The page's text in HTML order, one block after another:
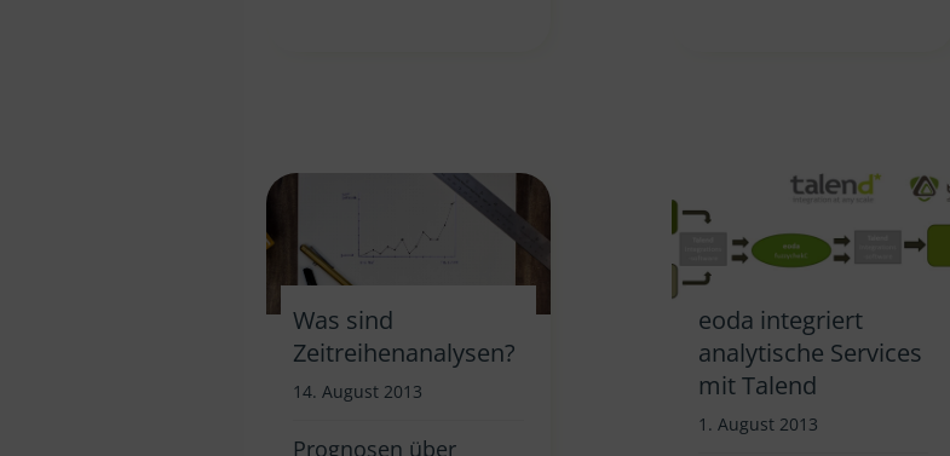
Was sind
Zeitreihenanalysen?
14. August 2013
Prognosen über
eoda integriert
analytische Services
mit Talend
1. August 2013